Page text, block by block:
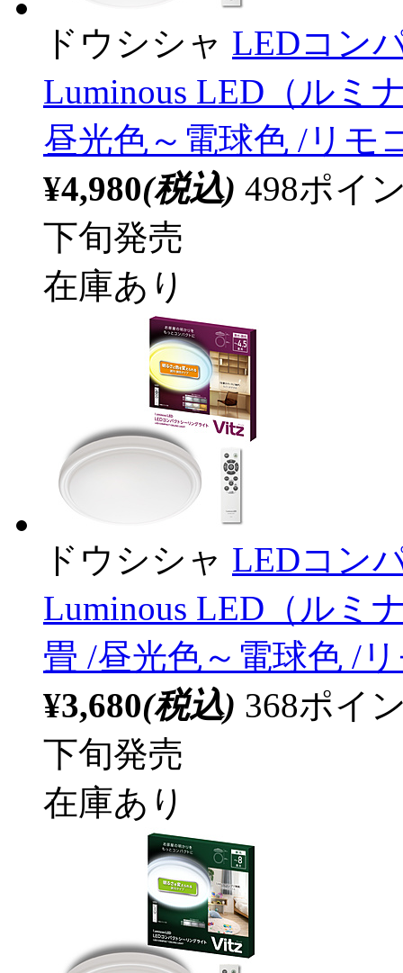
ドウシシャ LEDコン
Luminous LED（ルミ
昼光色～電球色 /リモ
¥4,980(税込) 498ポイ
下旬発売
在庫あり
ドウシシャ LEDコン
Luminous LED（ルミ
畳 /昼光色～電球色 /
¥3,680(税込) 368ポイ
下旬発売
在庫あり